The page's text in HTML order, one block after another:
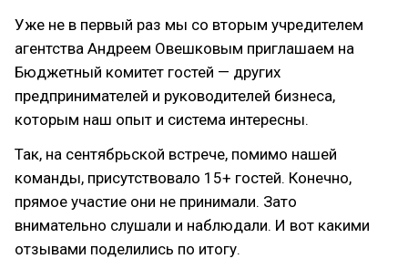
Уже не в первый раз мы со вторым учредителем
агентства Андреем Овешковым приглашаем на
Бюджетный комитет гостей — других
предпринимателей и руководителей бизнеса,
которым наш опыт и система интересны.
Так, на сентябрьской встрече, помимо нашей
команды, присутствовало 15+ гостей. Конечно,
прямое участие они не принимали. Зато
внимательно слушали и наблюдали. И вот какими
отзывами поделились по итогу.